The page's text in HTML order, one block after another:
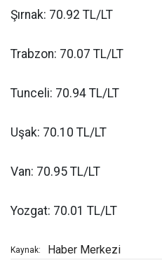
Şırnak: 70.92 TL/LT
Trabzon: 70.07 TL/LT
Tunceli: 70.94 TL/LT
Uşak: 70.10 TL/LT
Van: 70.95 TL/LT
Yozgat: 70.01 TL/LT
Kaynak: Haber Merkezi